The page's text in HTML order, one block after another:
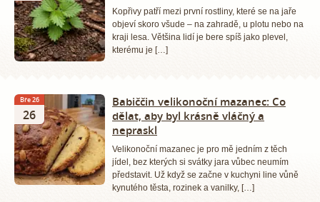
Kopřivy patří mezi první rostliny, které se na jaře
objeví skoro všude – na zahradě, u plotu nebo na
kraji lesa. Většina lidí je bere spíš jako plevel,
kterému je […]
Bře 26
26
Babiččin velikonoční mazanec: Co
dělat, aby byl krásně vláčný a
nepraskl
Velikonoční mazanec je pro mě jedním z těch
jídel, bez kterých si svátky jara vůbec neumím
představit. Už když se začne v kuchyni line vůně
kynutého těsta, rozinek a vanilky, […]